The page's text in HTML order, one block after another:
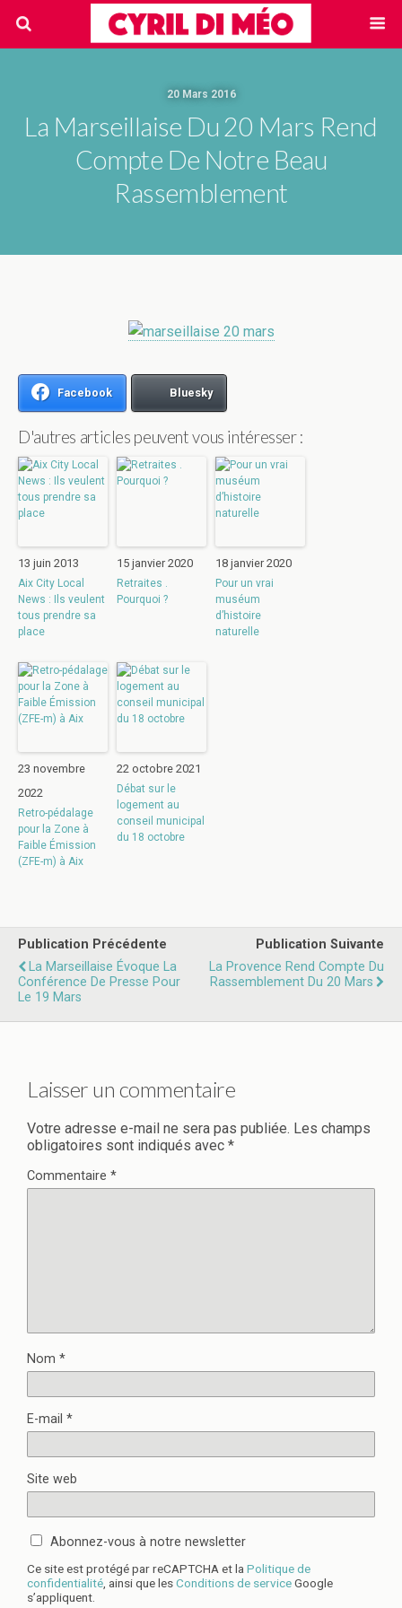
20 Mars 2016
La Marseillaise Du 20 Mars Rend
Compte De Notre Beau
Rassemblement
Facebook Bluesky
D'autres articles peuvent vous intéresser :
13 juin 2013
Aix City Local
News : Ils veulent
tous prendre sa
place
15 janvier 2020
Retraites .
Pourquoi ?
18 janvier 2020
Pour un vrai
muséum
d’histoire
naturelle
23 novembre
2022
Retro-pédalage
pour la Zone à
Faible Émission
(ZFE-m) à Aix
22 octobre 2021
Débat sur le
logement au
conseil municipal
du 18 octobre
Publication Précédente
La Marseillaise Évoque La
Conférence De Presse Pour
Le 19 Mars
Publication Suivante
La Provence Rend Compte Du
Rassemblement Du 20 Mars
Laisser un commentaire
Votre adresse e-mail ne sera pas publiée. Les champs
obligatoires sont indiqués avec *
Commentaire *
Nom *
E-mail *
Site web
Abonnez-vous à notre newsletter
Ce site est protégé par reCAPTCHA et laPolitique de
confidentialité, ainsi que lesConditions de serviceGoogle
s’appliquent.